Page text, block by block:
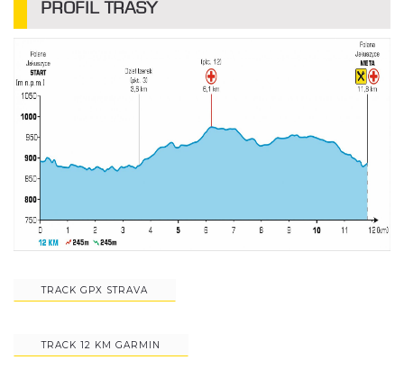
PROFIL TRASY
TRACK GPX STRAVA
TRACK 12 KM GARMIN